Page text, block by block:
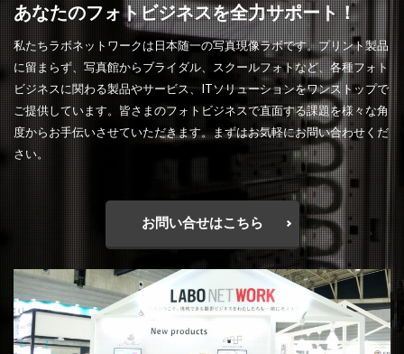
あなたのフォトビジネスを全力サポート！
私たちラボネットワークは日本随一の写真現像ラボです。プリント製品
に留まらず、写真館からブライダル、スクールフォトなど、各種フォト
ビジネスに関わる製品やサービス、ITソリューションをワンストップで
ご提供しています。皆さまのフォトビジネスで直面する課題を様々な角
度からお手伝いさせていただきます。まずはお気軽にお問い合わせくだ
さい。
お問い合せはこちら